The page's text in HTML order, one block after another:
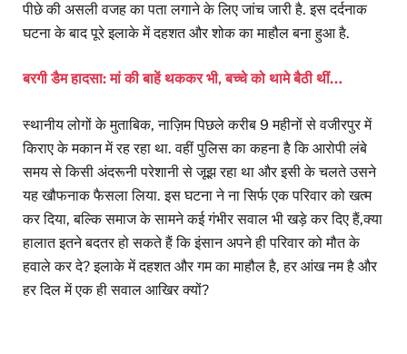
पीछे की असली वजह का पता लगाने के लिए जांच जारी है. इस दर्दनाक
घटना के बाद पूरे इलाके में दहशत और शोक का माहौल बना हुआ है.
बरगी डैम हादसा: मां की बाहें थककर भी, बच्चे को थामे बैठी थीं…
स्थानीय लोगों के मुताबिक, नाज़िम पिछले करीब 9 महीनों से वजीरपुर में
किराए के मकान में रह रहा था. वहीं पुलिस का कहना है कि आरोपी लंबे
समय से किसी अंदरूनी परेशानी से जूझ रहा था और इसी के चलते उसने
यह खौफनाक फैसला लिया. इस घटना ने ना सिर्फ एक परिवार को खत्म
कर दिया, बल्कि समाज के सामने कई गंभीर सवाल भी खड़े कर दिए हैं,क्या
हालात इतने बदतर हो सकते हैं कि इंसान अपने ही परिवार को मौत के
हवाले कर दे? इलाके में दहशत और गम का माहौल है, हर आंख नम है और
हर दिल में एक ही सवाल आखिर क्यों?